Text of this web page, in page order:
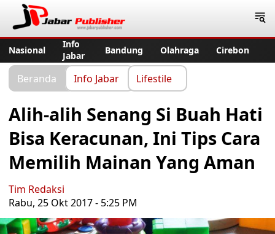
Nasional
Info
Jabar
Bandung Olahraga Cirebon
Beranda Info Jabar Lifestile
Alih-alih Senang Si Buah Hati
Bisa Keracunan, Ini Tips Cara
Memilih Mainan Yang Aman
Tim Redaksi
Rabu, 25 Okt 2017 - 5:25 PM